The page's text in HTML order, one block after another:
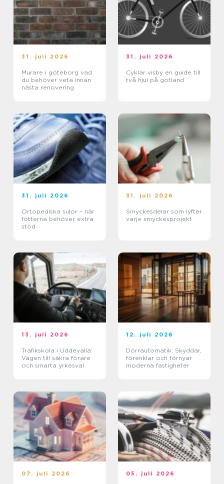
31. juli 2026
Murare i göteborg vad
du behöver veta innan
nästa renovering
31. juli 2026
Cyklar visby en guide till
två hjul på gotland
31. juli 2026
Ortopediska sulor – när
fötterna behöver extra
stöd
31. juli 2026
Smyckesdelar som lyfter
varje smyckesprojekt
13. juli 2026
Trafikskola i Uddevalla:
Vägen till säkra förare
och smarta yrkesval
12. juli 2026
Dörrautomatik: Skyddar,
förenklar och förnyar
moderna fastigheter
07. juli 2026 05. juli 2026